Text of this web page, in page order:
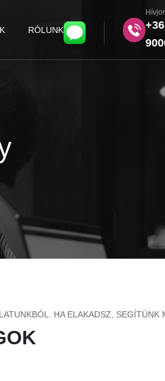
RÓLUNK
HA ELAKADSZ, SEGÍTÜNK